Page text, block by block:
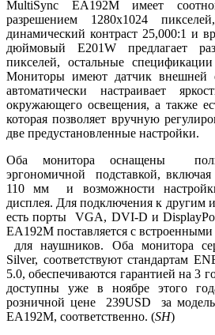
MultiSync EA192M имеет
разрешением 1280х1024
динамический контраст 25,000:1 и
дюймовый E201W предлагает
пикселей, остальные
Мониторы имеют датчик внешней
автоматически настраивает
окружающего освещения, а также
которая позволяет вручную
две предустановленные настройки.
Оба монитора оснащены
эргономичной подставкой,
110 мм и возможности
дисплея. Для подключения к другим
есть порты VGA, DVI-D и
EA192M поставляется с
для наушников. Оба монитора
Silver, соответствуют стандартам
5.0, обеспечиваются гарантией на 3
доступны уже в ноябре этого
розничной цене 239USD за
EA192M, соответственно. (SH)